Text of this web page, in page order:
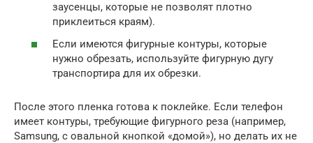
заусенцы, которые не позволят плотно
приклеиться краям).
Если имеются фигурные контуры, которые
нужно обрезать, используйте фигурную дугу
транспортира для их обрезки.
После этого пленка готова к поклейке. Если телефон
имеет контуры, требующие фигурного реза (например,
Samsung, с овальной кнопкой «домой»), но делать их не